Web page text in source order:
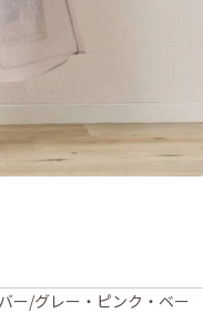
ー/グレー・ピンク・ベー